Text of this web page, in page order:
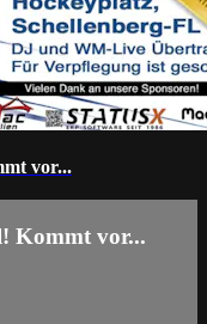
vor...
Kommt vor...